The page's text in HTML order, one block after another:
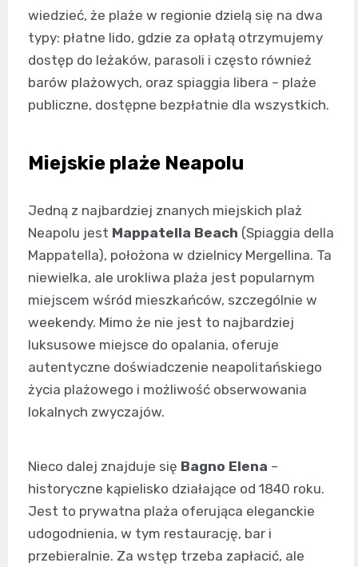
wiedzieć, że plaże w regionie dzielą się na dwa
typy: płatne lido, gdzie za opłatą otrzymujemy
dostęp do leżaków, parasoli i często również
barów plażowych, oraz spiaggia libera – plaże
publiczne, dostępne bezpłatnie dla wszystkich.
Miejskie plaże Neapolu
Jedną z najbardziej znanych miejskich plaż
Neapolu jest Mappatella Beach (Spiaggia della
Mappatella), położona w dzielnicy Mergellina. Ta
niewielka, ale urokliwa plaża jest popularnym
miejscem wśród mieszkańców, szczególnie w
weekendy. Mimo że nie jest to najbardziej
luksusowe miejsce do opalania, oferuje
autentyczne doświadczenie neapolitańskiego
życia plażowego i możliwość obserwowania
lokalnych zwyczajów.
Nieco dalej znajduje się Bagno Elena –
historyczne kąpielisko działające od 1840 roku.
Jest to prywatna plaża oferująca eleganckie
udogodnienia, w tym restaurację, bar i
przebieralnie. Za wstęp trzeba zapłacić, ale